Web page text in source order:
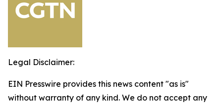
Legal Disclaimer:
EIN Presswire provides this news content "as is"
without warranty of any kind. We do not accept any